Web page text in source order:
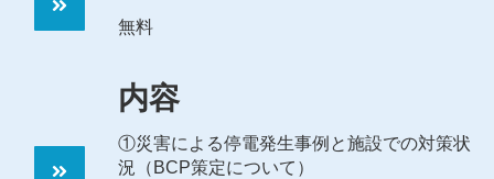
無料
内容
①災害による停電発生事例と施設での対策状
況（BCP策定について）